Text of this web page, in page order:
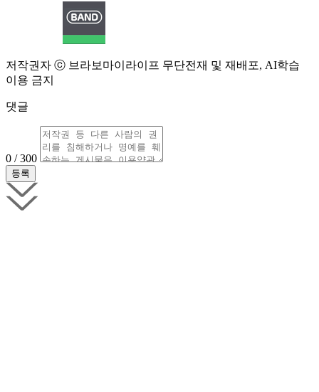
저작권자 ⓒ 브라보마이라이프 무단전재 및 재배포, AI학습
이용 금지
댓글
0 / 300